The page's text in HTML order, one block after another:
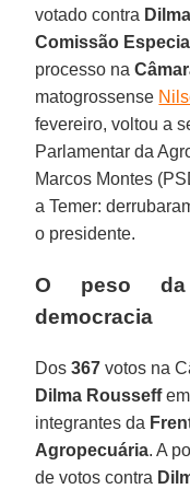
votado contra Dilma
Comissão Especial
processo na
matogrossense
fevereiro, voltou a
Parlamentar da
Marcos Montes
a Temer:
o presidente.
O peso da
democracia
Dos367 votos na
Dilma Rousseffem
integrantes da
Agropecuária. A
de votos contra